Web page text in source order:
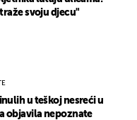
svoju djecu"
u teškoj nesreći u
objavila nepoznate